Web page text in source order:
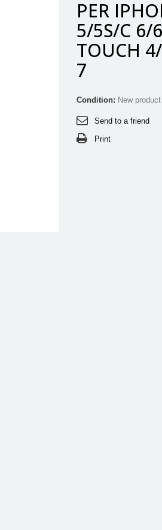
PER
5/5S/C 6/
TOUCH
7
Condition: New product
Send to a friend
Print